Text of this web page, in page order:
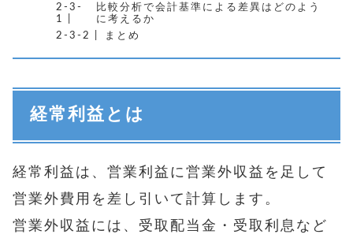
比較分析で会計基準による差異はどのよう
に考えるか
まとめ
経常利益とは
経常利益は、営業利益に営業外収益を足して
営業外費用を差し引いて計算します。
営業外収益には、受取配当金・受取利息など